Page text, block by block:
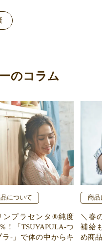
のコラム
について
ンプラセンタ®純度
！「TSUYAPULA-つ
ラ-」で体の中からキ
商品
＼春
補給
め商